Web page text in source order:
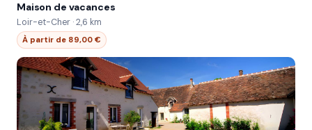
Maison de vacances
Loir-et-Cher · 2,6 km
À partir de 89,00 €